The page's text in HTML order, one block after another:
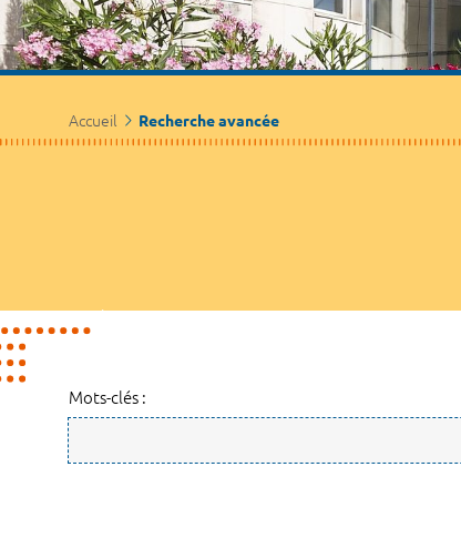
Accueil Recherche avancée
Mots-clés :